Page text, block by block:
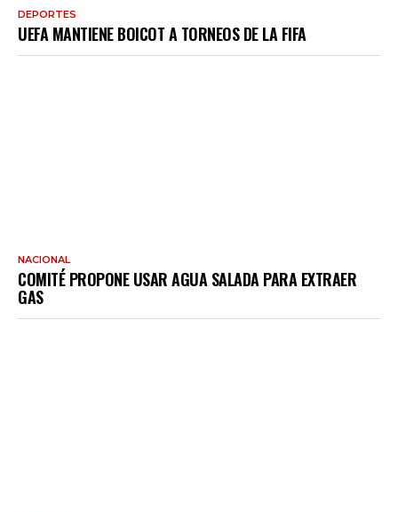
DEPORTES
UEFA MANTIENE BOICOT A TORNEOS DE LA FIFA
NACIONAL
COMITÉ PROPONE USAR AGUA SALADA PARA EXTRAER
GAS